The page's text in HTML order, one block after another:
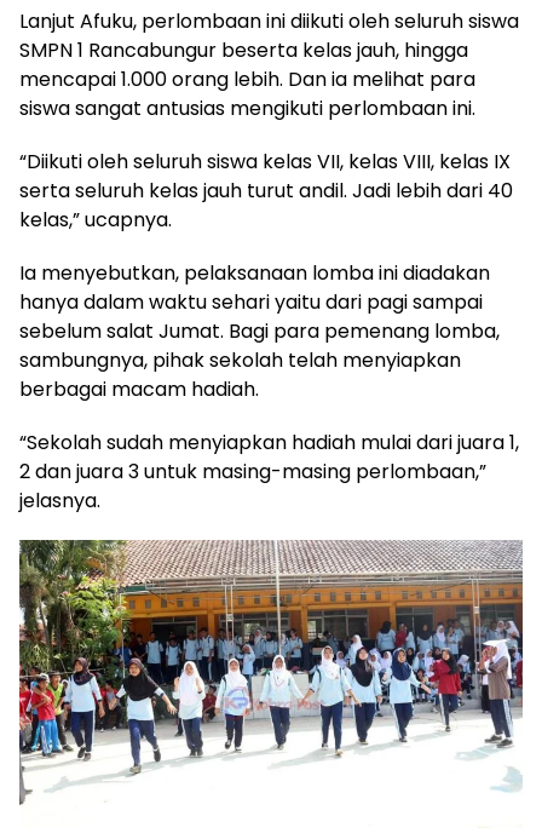
Lanjut Afuku, perlombaan ini diikuti oleh seluruh siswa
SMPN 1 Rancabungur beserta kelas jauh, hingga
mencapai 1.000 orang lebih. Dan ia melihat para
siswa sangat antusias mengikuti perlombaan ini.
“Diikuti oleh seluruh siswa kelas VII, kelas VIII, kelas IX
serta seluruh kelas jauh turut andil. Jadi lebih dari 40
kelas,” ucapnya.
Ia menyebutkan, pelaksanaan lomba ini diadakan
hanya dalam waktu sehari yaitu dari pagi sampai
sebelum salat Jumat. Bagi para pemenang lomba,
sambungnya, pihak sekolah telah menyiapkan
berbagai macam hadiah.
“Sekolah sudah menyiapkan hadiah mulai dari juara 1,
2 dan juara 3 untuk masing-masing perlombaan,”
jelasnya.